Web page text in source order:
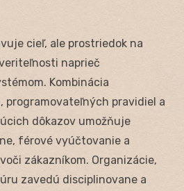
cieľ, ale prostriedok na
naprieč
Kombinácia
programovateľných pravidiel a
dôkazov umožňuje
férové vyúčtovanie a
zákazníkom. Organizácie,
zavedú disciplinovane a